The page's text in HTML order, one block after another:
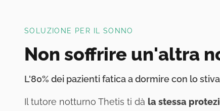
SOLUZIONE PER IL SONNO
Non soffrire un'altra
L'80% dei pazienti fatica a dormire con lo
Il tutore notturno Thetis ti dà la stessa